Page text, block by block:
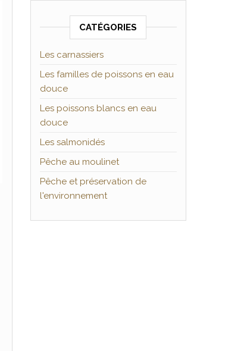
CATÉGORIES
Les carnassiers
Les familles de poissons en eau
douce
Les poissons blancs en eau
douce
Les salmonidés
Pêche au moulinet
Pêche et préservation de
l'environnement